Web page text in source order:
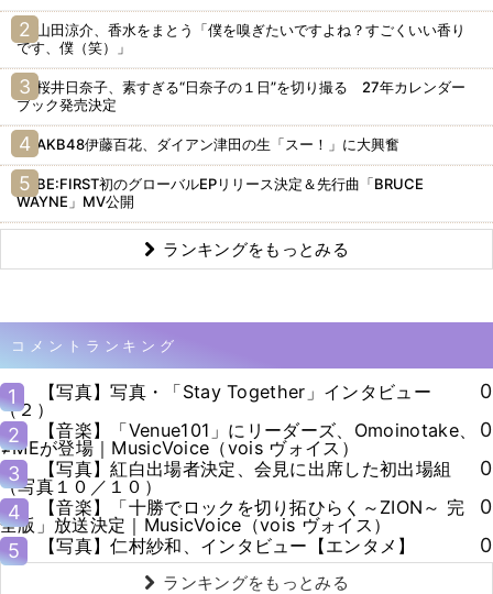
山田涼介、香水をまとう「僕を嗅ぎたいですよね？すごくいい香り
です、僕（笑）」
桜井日奈子、素すぎる“日奈子の１日”を切り撮る 27年カレンダー
ブック発売決定
AKB48伊藤百花、ダイアン津田の生「スー！」に大興奮
BE:FIRST初のグローバルEPリリース決定＆先行曲「BRUCE
WAYNE」MV公開
ランキングをもっとみる
コメントランキング
1
【写真】写真・「Stay Together」インタビュー
（２）
0
2
【音楽】「Venue101」にリーダーズ、Omoinotake、
≠MEが登場｜MusicVoice（vois ヴォイス）
0
3
【写真】紅白出場者決定、会見に出席した初出場組
（写真１０／１０）
0
4
【音楽】「十勝でロックを切り拓ひらく～ZION～ 完
全版」放送決定｜MusicVoice（vois ヴォイス）
0
5
【写真】仁村紗和、インタビュー【エンタメ】 0
ランキングをもっとみる